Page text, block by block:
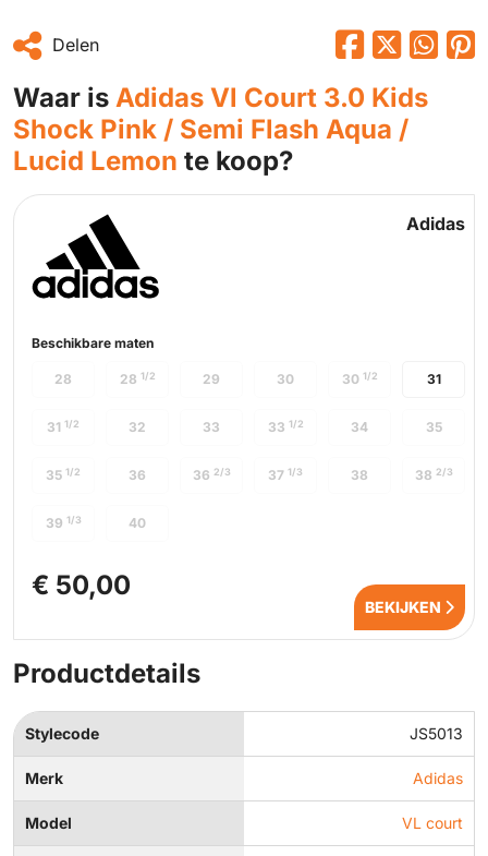
Delen
Waar is Adidas Vl Court 3.0 Kids
Shock Pink / Semi Flash Aqua /
Lucid Lemon te koop?
Adidas
Beschikbare maten
31
28 28 1/2 29 30 30 1/2
31 1/2 32 33 33 1/2 34 35
35 1/2 36 36 2/3 37 1/3 38 38 2/3
39 1/3 40
€ 50,00
BEKIJKEN
Productdetails
Stylecode JS5013
Merk Adidas
Model VL court